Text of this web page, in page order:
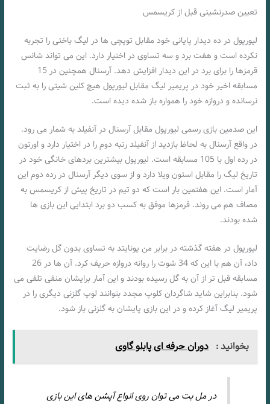
تعیین صدرنشینی قبل از کریسمس
لیورپول در ده دیدار پایانی خود مقابل توپچی ها در لیگ باختی را تجربه
نکرده است و هفت برد و سه تساوی در اختیار دارد. این می تواند شانس
قرمزها را برای برد در این دیدار افزایش دهد. آرسنال همچنین در 15
مسابقه اخیر خود در پریمیر لیگ مقابل لیورپول هیچ کلین شیتی را به ثبت
نرسانده و دروازه خود را همواره باز شده دیده است.
این صدمین بازی رسمی لیورپول مقابل آرسنال در آنفیلد به شمار می رود.
در واقع آرسنال به لحاظ بازدید از آنفیلد رتبه دوم را در اختیار دارد و اورتون
در رده اول با 105 مسابقه است. لیورپول بیشترین بردهای خانگی خود در
تاریخ لیگ را مقابل استون ویلا دارد و از سوی دیگر آرسنال در رده دوم این
آمار است. این هفتمین بار است که دو تیم در تاریخ پیش از کریسمس به
مصاف هم می روند. قرمزها موفق به کسب دو برد ابتدایی این بازی ها
شده بودند.
لیورپول در هفته گذشته در برابر من یونایتد به تساوی بدون گل رضایت
داد، آن هم با این که 34 شوت را روانه دروازه حریف کرد. آن ها در 26
مسابقه قبل تر از آن به گل رسیده بودند و این آمار برایشان منفی تلفی می
شود. بنابراین شاید شاگردان کلوپ مجدد بتوانند لوپ گلزنی دیگری را در
پریمیر لیگ آغاز کرده و در این بازی پایشان به گلزنی باز شود.
بخوانید : دوران حرفه ای پابلو گاوی
در مل بت می توان روی انواع آپشن های این بازی